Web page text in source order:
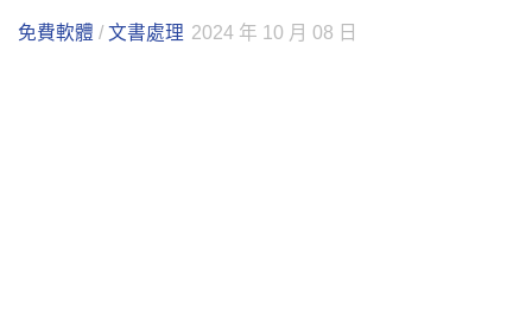
免費軟體 / 文書處理 2024 年 10 月 08 日